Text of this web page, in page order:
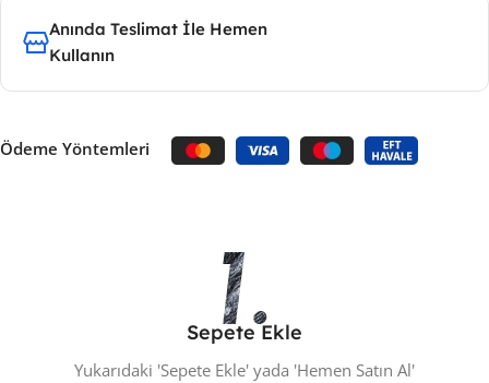
Anında Teslimat İle Hemen
Kullanın
Ödeme Yöntemleri
Sepete Ekle
Yukarıdaki 'Sepete Ekle' yada 'Hemen Satın Al'